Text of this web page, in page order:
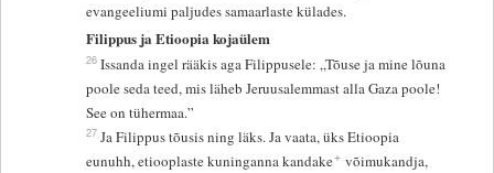
evangeeliumi paljudes samaarlaste külades.
Filippus ja Etioopia kojaülem
26 Issanda ingel rääkis aga Filippusele: „Tõuse ja mine lõuna
poole seda teed, mis läheb Jeruusalemmast alla Gaza poole!
See on tühermaa.”
27 Ja Filippus tõusis ning läks. Ja vaata, üks Etioopia
eunuhh, etiooplaste kuninganna kandake+ võimukandja,